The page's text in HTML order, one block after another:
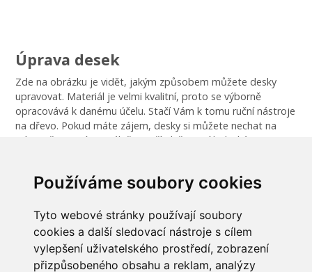
Používáme soubory cookies
Tyto webové stránky používají soubory
cookies a další sledovací nástroje s cílem
vylepšení uživatelského prostředí, zobrazení
přizpůsobeného obsahu a reklam, analýzy
Úprava desek
Zde na obrázku je vidět, jakým způsobem můžete desky
upravovat. Materiál je velmi kvalitní, proto se výborně
opracovává k danému účelu. Stačí Vám k tomu ruční nástroje
na dřevo. Pokud máte zájem, desky si můžete nechat na
míru nařezat. Více v záložce "přístlušenství k deskám z
Objemová hmotnost - 600 kg/m3
INFORMACE